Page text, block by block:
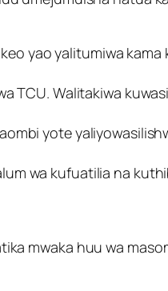
yao yalitumiwa kama
TCU. Walitakiwa
yote
wa kufuatilia na
mwaka huu wa